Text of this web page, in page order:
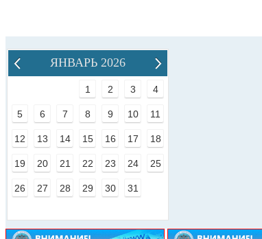
ЯНВАРЬ 2026
1 2 3 4
5 6 7 8 9 10 11
12 13 14 15 16 17 18
19 20 21 22 23 24 25
26 27 28 29 30 31